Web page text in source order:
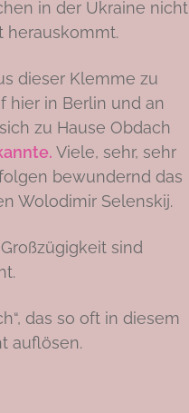
in der Ukraine nicht
herauskommt.
dieser Klemme zu
hier in Berlin und an
zu Hause Obdach
Viele, sehr, sehr
bewundernd das
Wolodimir Selenskij.
sind
das so oft in diesem
auflösen.